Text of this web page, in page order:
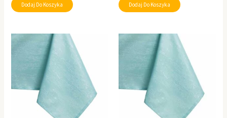
Dodaj Do Koszyka Dodaj Do Koszyka